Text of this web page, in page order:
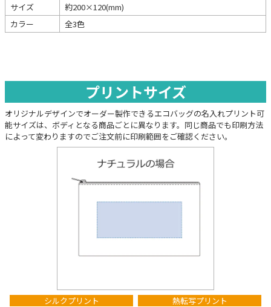
サイズ
約200×120(mm)
カラー
全3色
プリントサイズ
オリジナルデザインでオーダー製作できるエコバッグの名入れプリント可
能サイズは、ボディとなる商品ごとに異なります。同じ商品でも印刷方法
によって変わりますのでご注文前に印刷範囲をご確認ください。
シルクプリント 熱転写プリント